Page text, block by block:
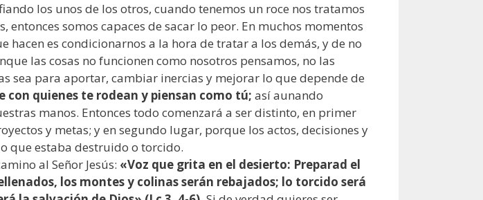
los unos de los otros, cuando tenemos un roce nos tratamos
somos capaces de sacar lo peor. En muchos momentos
es condicionarnos a la hora de tratar a los demás, y de no
las cosas no funcionen como nosotros pensamos, no las
sea para aportar, cambiar inercias y mejorar lo que depende de
quienes te rodean y piensan como tú; así aunando
manos. Entonces todo comenzará a ser distinto, en primer
y metas; y en segundo lugar, porque los actos, decisiones y
que estaba destruido o torcido.
al Señor Jesús: «Voz que grita en el desierto: Preparad el
los montes y colinas serán rebajados; lo torcido será